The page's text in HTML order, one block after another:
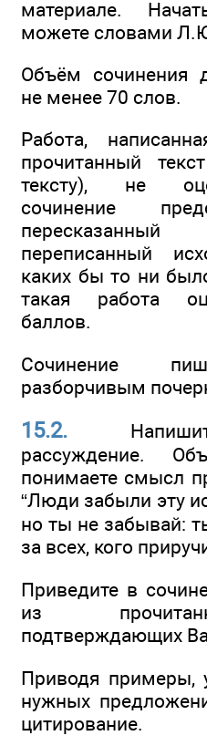
материале.
можете словами
Объём сочинения
не менее 70 слов.
Работа,
прочитанный
тексту), не
сочинение
переписанный
каких бы то ни
такая работа
баллов.
Сочинение
разборчивым
15.2.
рассуждение.
понимаете смысл
“Люди забыли эту
но ты не забывай:
за всех, кого
Приведите в
из
подтверждающих
Приводя примеры,
нужных
цитирование.